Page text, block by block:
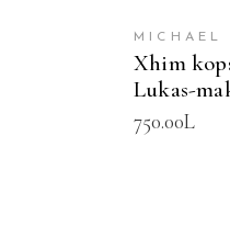
MICHAEL
Xhim
Lukas-
750.00L